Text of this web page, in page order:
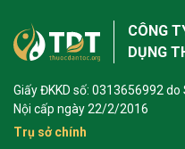
CÔNG
DỤNG
Giấy ĐKKD số: 0313656992
Nội cấp ngày 22/2/2016
Trụ sở chính